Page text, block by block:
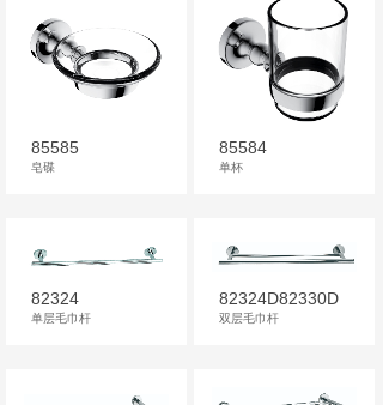
85585
皂碟
85584
单杯
82324
单层毛巾杆
82324D82330D
双层毛巾杆